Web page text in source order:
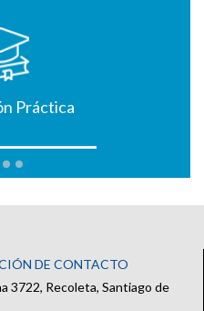
Práctica
DE CONTACTO
3722, Recoleta, Santiago de